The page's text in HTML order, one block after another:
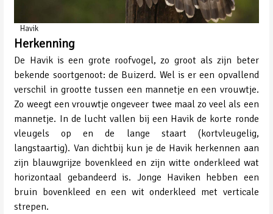
Havik
Herkenning
De Havik is een grote roofvogel, zo groot als zijn beter
bekende soortgenoot: de Buizerd. Wel is er een opvallend
verschil in grootte tussen een mannetje en een vrouwtje.
Zo weegt een vrouwtje ongeveer twee maal zo veel als een
mannetje. In de lucht vallen bij een Havik de korte ronde
vleugels op en de lange staart (kortvleugelig,
langstaartig). Van dichtbij kun je de Havik herkennen aan
zijn blauwgrijze bovenkleed en zijn witte onderkleed wat
horizontaal gebandeerd is. Jonge Haviken hebben een
bruin bovenkleed en een wit onderkleed met verticale
strepen.